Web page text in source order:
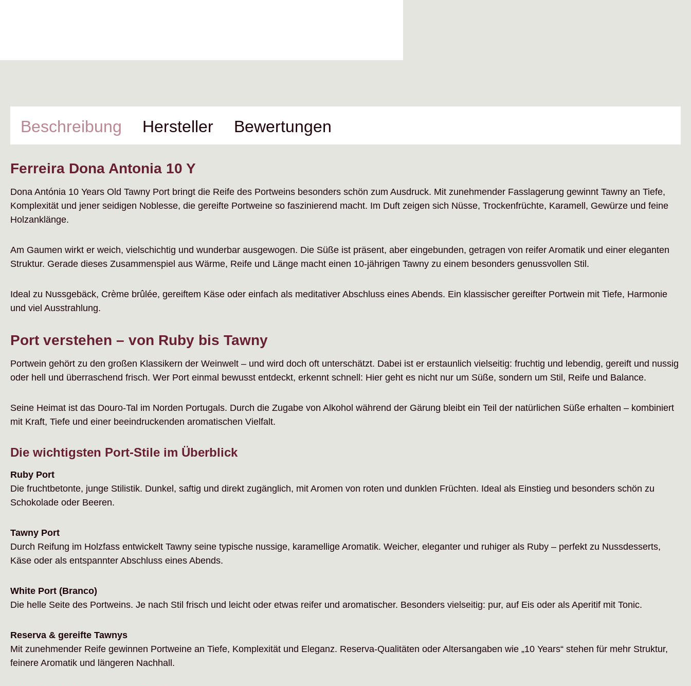
Beschreibung Hersteller Bewertungen
Ferreira Dona Antonia 10 Y
Dona Antónia 10 Years Old Tawny Port bringt die Reife des Portweins besonders schön zum Ausdruck. Mit zunehmender Fasslagerung gewinnt Tawny an Tiefe,
Komplexität und jener seidigen Noblesse, die gereifte Portweine so faszinierend macht. Im Duft zeigen sich Nüsse, Trockenfrüchte, Karamell, Gewürze und feine
Holzanklänge.
Am Gaumen wirkt er weich, vielschichtig und wunderbar ausgewogen. Die Süße ist präsent, aber eingebunden, getragen von reifer Aromatik und einer eleganten
Struktur. Gerade dieses Zusammenspiel aus Wärme, Reife und Länge macht einen 10-jährigen Tawny zu einem besonders genussvollen Stil.
Ideal zu Nussgebäck, Crème brûlée, gereiftem Käse oder einfach als meditativer Abschluss eines Abends. Ein klassischer gereifter Portwein mit Tiefe, Harmonie
und viel Ausstrahlung.
Port verstehen – von Ruby bis Tawny
Portwein gehört zu den großen Klassikern der Weinwelt – und wird doch oft unterschätzt. Dabei ist er erstaunlich vielseitig: fruchtig und lebendig, gereift und nussig
oder hell und überraschend frisch. Wer Port einmal bewusst entdeckt, erkennt schnell: Hier geht es nicht nur um Süße, sondern um Stil, Reife und Balance.
Seine Heimat ist das Douro-Tal im Norden Portugals. Durch die Zugabe von Alkohol während der Gärung bleibt ein Teil der natürlichen Süße erhalten – kombiniert
mit Kraft, Tiefe und einer beeindruckenden aromatischen Vielfalt.
Die wichtigsten Port-Stile im Überblick
Ruby Port
Die fruchtbetonte, junge Stilistik. Dunkel, saftig und direkt zugänglich, mit Aromen von roten und dunklen Früchten. Ideal als Einstieg und besonders schön zu
Schokolade oder Beeren.
Tawny Port
Durch Reifung im Holzfass entwickelt Tawny seine typische nussige, karamellige Aromatik. Weicher, eleganter und ruhiger als Ruby – perfekt zu Nussdesserts,
Käse oder als entspannter Abschluss eines Abends.
White Port (Branco)
Die helle Seite des Portweins. Je nach Stil frisch und leicht oder etwas reifer und aromatischer. Besonders vielseitig: pur, auf Eis oder als Aperitif mit Tonic.
Reserva & gereifte Tawnys
Mit zunehmender Reife gewinnen Portweine an Tiefe, Komplexität und Eleganz. Reserva-Qualitäten oder Altersangaben wie „10 Years“ stehen für mehr Struktur,
feinere Aromatik und längeren Nachhall.